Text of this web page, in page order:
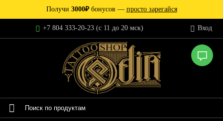
Получи 3000₽бонусов — просто зарегайся
+7 804 333-20-23 (c 11 до 20 мск) Вход